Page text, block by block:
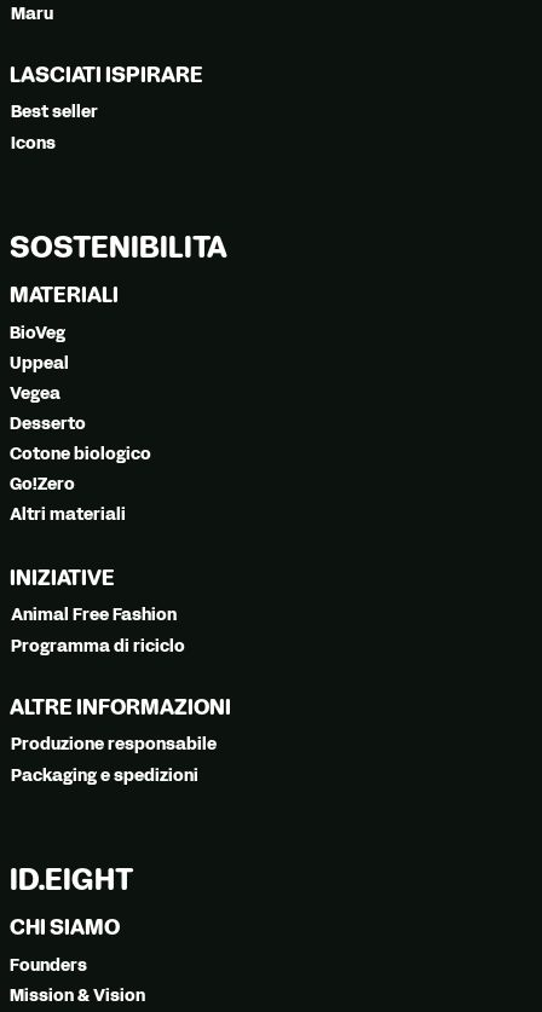
Maru
LASCIATI ISPIRARE
Best seller
Icons
SOSTENIBILITÀ
MATERIALI
BioVeg
Uppeal
Vegea
Desserto
Cotone biologico
Go!Zero
Altri materiali
INIZIATIVE
Animal Free Fashion
Programma di riciclo
ALTRE INFORMAZIONI
Produzione responsabile
Packaging e spedizioni
ID.EIGHT
CHI SIAMO
Founders
Mission & Vision